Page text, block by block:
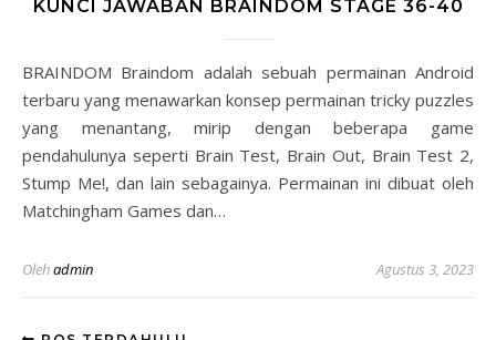
KUNCI JAWABAN BRAINDOM STAGE 36-40
BRAINDOM Braindom adalah sebuah permainan Android
terbaru yang menawarkan konsep permainan tricky puzzles
yang menantang, mirip dengan beberapa game
pendahulunya seperti Brain Test, Brain Out, Brain Test 2,
Stump Me!, dan lain sebagainya. Permainan ini dibuat oleh
Matchingham Games dan…
Olehadmin Agustus 3, 2023